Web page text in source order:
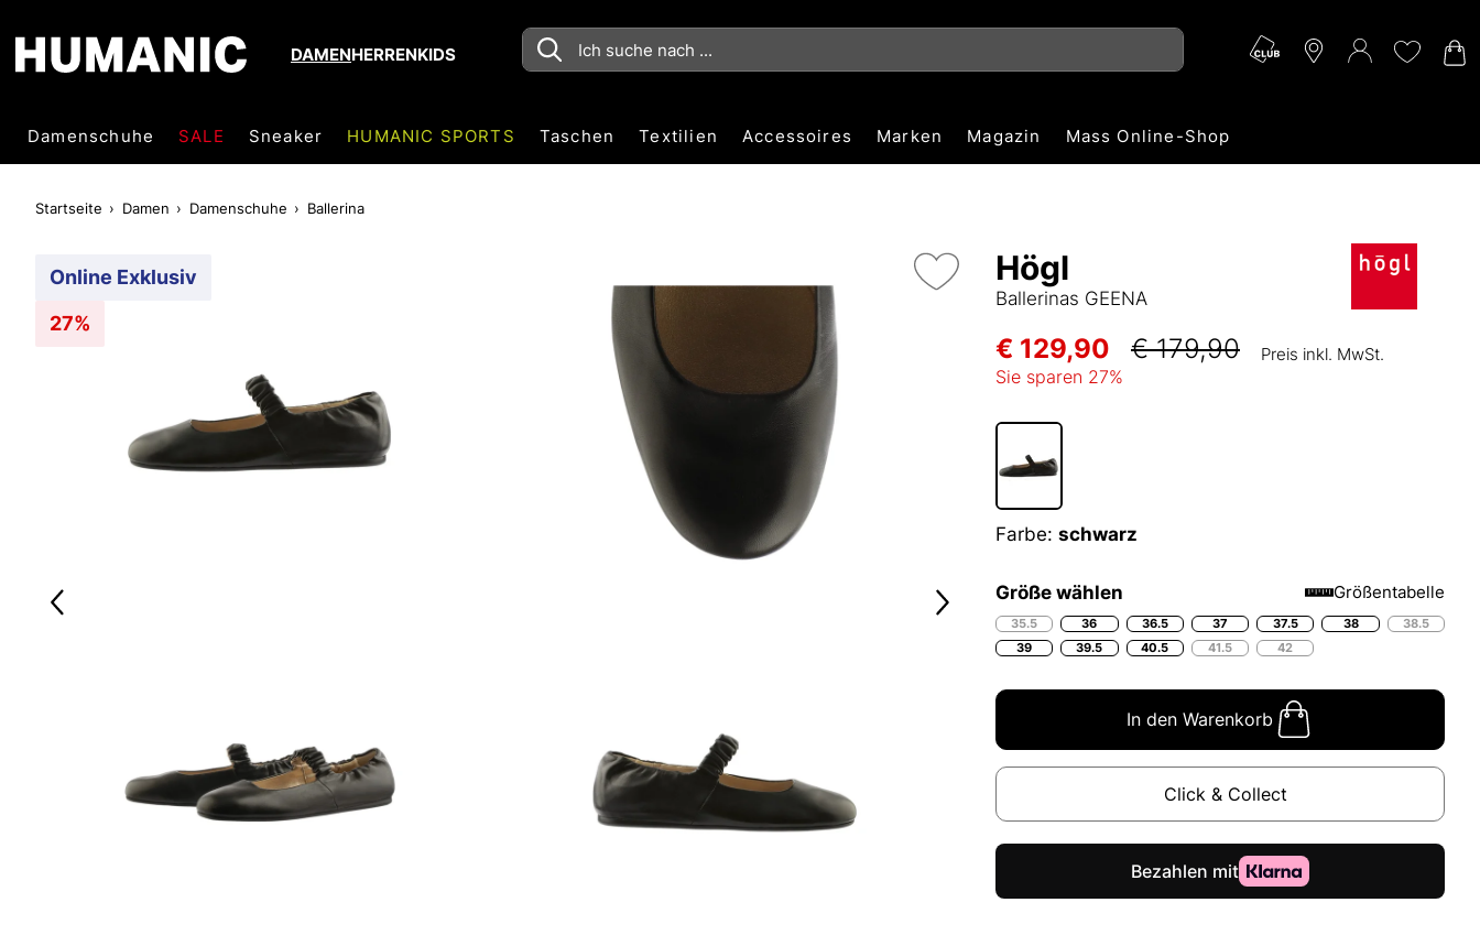
DAMENHERRENKIDS
Damenschuhe SALE Sneaker HUMANIC SPORTS Taschen Textilien Accessoires Marken Magazin Mass Online-Shop
Startseite Damen Damenschuhe Ballerina
Online Exklusiv
27%
Högl
Ballerinas GEENA
€ 129,90 € 179,90 Preis inkl. MwSt.
Sie sparen 27%
Farbe: schwarz
Größe wählen Größentabelle
35.5 36 36.5 37 37.5 38
38.5
39
39.5 40.5 41.5 42
In den Warenkorb
Click & Collect